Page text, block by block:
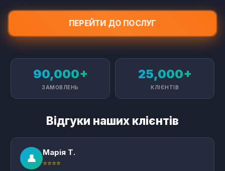
ПЕРЕЙТИ ДО ПОСЛУГ
90,000+
ЗАМОВЛЕНЬ
25,000+
КЛІЄНТІВ
Відгуки наших клієнтів
👤
Марія Т.
⭐⭐⭐⭐